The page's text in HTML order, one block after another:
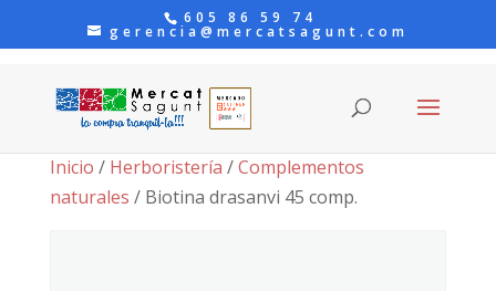
605 86 59 74
gerencia@mercatsagunt.com
Inicio / Herboristería /Complementos
naturales / Biotina drasanvi 45 comp.